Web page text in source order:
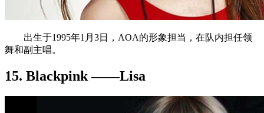
出生于1995年1月3日，AOA的形象担当，在队内担任领
舞和副主唱。
15. Blackpink ——Lisa